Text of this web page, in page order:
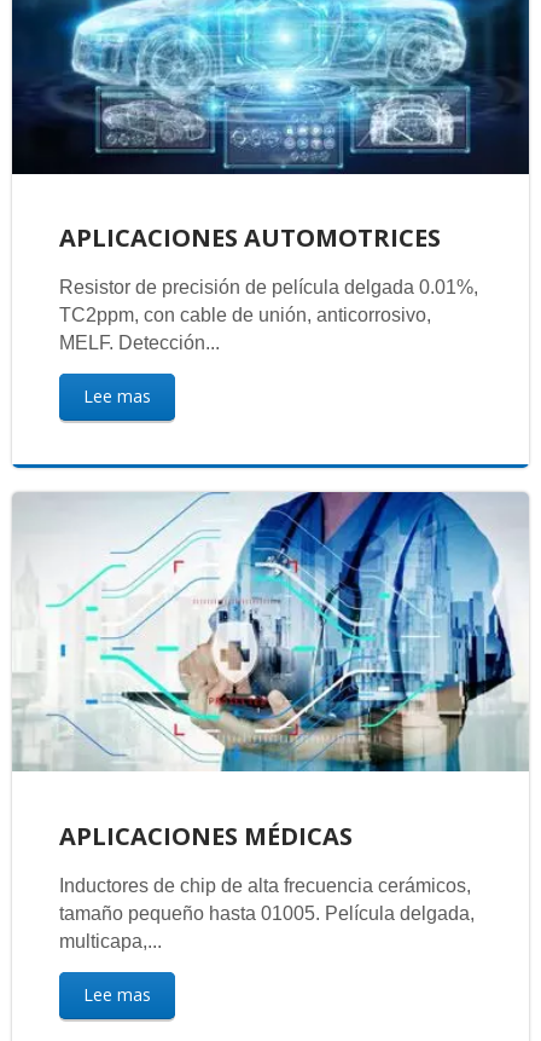
APLICACIONES AUTOMOTRICES
Resistor de precisión de película delgada 0.01%,
TC2ppm, con cable de unión, anticorrosivo,
MELF. Detección...
Lee mas
APLICACIONES MÉDICAS
Inductores de chip de alta frecuencia cerámicos,
tamaño pequeño hasta 01005. Película delgada,
multicapa,...
Lee mas